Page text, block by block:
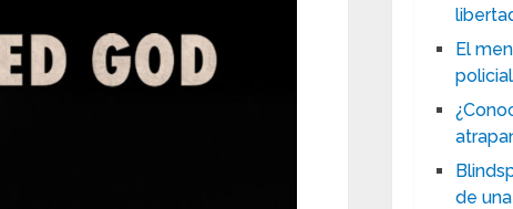
El
de